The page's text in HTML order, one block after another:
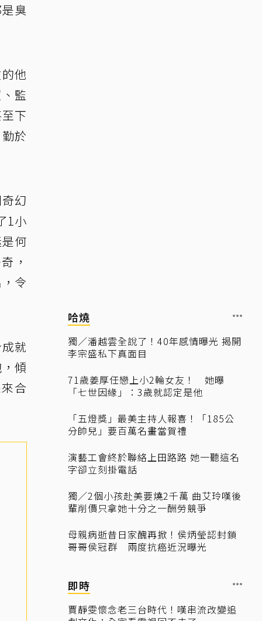
臭
他
監
下
於
幻
1小
何
，
令
就
傾
合
哈燒
獨／潘越雲全說了！40年感情曝光 揭開
李宗盛私下真面目
71歲姜厚任戀上小2輪女友！ 她曝
「七世因緣」：3歲就認定是他
「五燈獎」最美主持人報喜！「185公
分帥兒」要百萬名畫當賀禮
演藝工會終於聯絡上田路路 她一聽這名
字卻立刻掛電話
獨／2個小孩赴美要燒2千萬 曲艾玲嘆後
輩削價只拿她十分之一酬勞競爭
母親病逝昔日家醜再掀！侯炳瑩認封鎖
哥哥侯冠群 兩度抗癌近況曝光
即時
賈靜雯懷念老三台時代！嘆串流改變追